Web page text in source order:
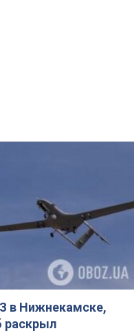
в Нижнекамске,
раскрыл